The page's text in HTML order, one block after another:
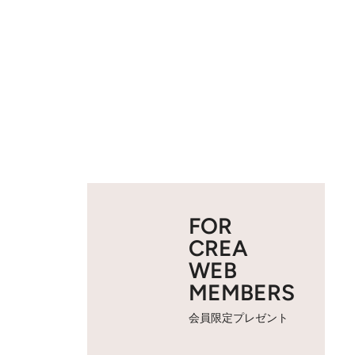
FOR
CREA
WEB
MEMBERS
会員限定プレゼント